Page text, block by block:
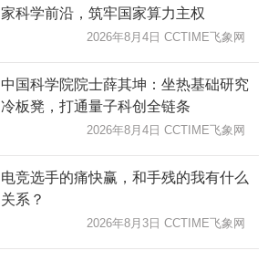
家科学前沿，筑牢国家算力主权
2026年8月4日 CCTIME飞象网
中国科学院院士薛其坤：坐热基础研究
冷板凳，打通量子科创全链条
2026年8月4日 CCTIME飞象网
电竞选手的痛快赢，和手残的我有什么
关系？
2026年8月3日 CCTIME飞象网